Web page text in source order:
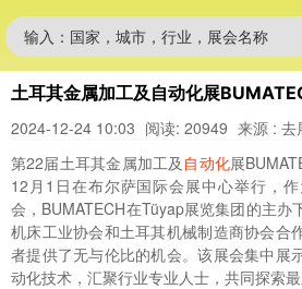
输入：国家，城市，行业，展会名称
土耳其金属加工及自动化展
2024-12-24 10:03 阅读: 20949 来源 : 去
第22届土耳其金属加工及 自动化展
12月1日在布尔萨国际会展中心举行，
会，BUMATECH在Tüyap展览集团的主办
机床工业协会和土耳其机械制造商协会合
者提供了无与伦比的机会。该展会集中展
动化技术，汇聚行业专业人士，共同探索最